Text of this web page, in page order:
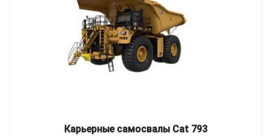
Карьерные самосвалы Cat 793